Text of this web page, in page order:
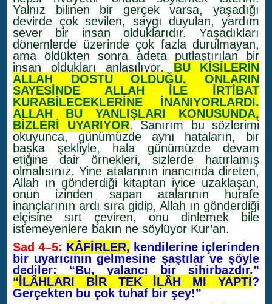
Yalnız bilinen bir gerçek varsa, yaşadığı
devirde çok sevilen, saygı duyulan, yardım
sever bir insan olduklarıdır. Yaşadıkları
dönemlerde üzerinde çok fazla durulmayan,
ama öldükten sonra adeta putlaştırılan bir
insan oldukları anlaşılıyor. BU KİŞİLERİN
ALLAH DOSTU OLDUĞU, ONLARIN
SAYESİNDE ALLAH İLE İRTİBAT
KURABİLECEKLERİNE İNANIYORLARDI.
ALLAH BU YANLIŞLARI KONUSUNDA,
BİZLERİ UYARIYOR. Sanırım bu sözlerimi
okuyunca, günümüzde aynı hataların, bir
başka şekliyle, hala günümüzde devam
etiğine dair örnekleri, sizlerde hatırlamış
olmalısınız. Yine atalarının inancında direten,
Allah ın gönderdiği kitaptan iyice uzaklaşan,
onun izinden sapan atalarının hurafe
inançlarının ardı sıra gidip, Allah ın gönderdiği
elçisine sırt çeviren, onu dinlemek bile
istemeyenlere bakın ne söylüyor Kur’an.
Sad 4–5: KÂFİRLER, kendilerine içlerinden
bir uyarıcının gelmesine şaştılar ve şöyle
dediler: “Bu, yalancı bir sihirbazdır.”
“İLÂHLARI BİR TEK İLÂH MI YAPTI?
Gerçekten bu çok tuhaf bir şey!”